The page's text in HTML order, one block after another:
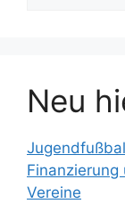
Neu
Vereine